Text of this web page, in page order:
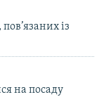
із
на посаду